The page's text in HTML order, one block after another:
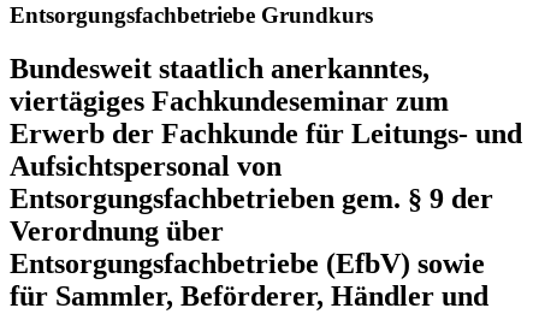
Entsorgungsfachbetriebe Grundkurs
Bundesweit staatlich anerkanntes,
viertägiges Fachkundeseminar zum
Erwerb der Fachkunde für Leitungs- und
Aufsichtspersonal von
Entsorgungsfachbetrieben gem. § 9 der
Verordnung über
Entsorgungsfachbetriebe (EfbV) sowie
für Sammler, Beförderer, Händler und